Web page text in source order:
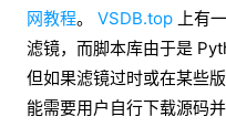
网教程。 VSDB.top 上有
滤镜，而脚本库由于是
但如果滤镜过时或在某些
能需要用户自行下载源码并